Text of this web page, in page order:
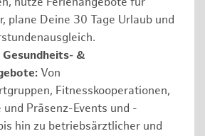
plane Deine 30 Tage Urlaub und
&
Von
Fitnesskooperationen,
Präsenz-Events und -
hin zu betriebsärztlicher und